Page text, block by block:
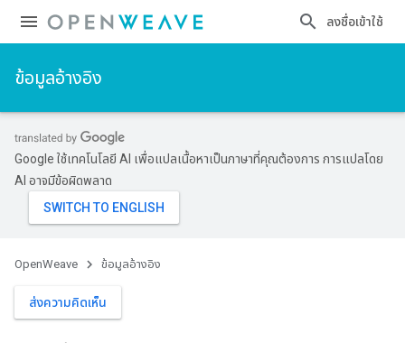
ลงชื่อเข้าใช้
ข้อมูลอ้างอิง
Google ใช้เทคโนโลยี AI เพื่อแปลเนื้อหาเป็นภาษาที่คุณต้องการ การแปลโดย
AI อาจมีข้อผิดพลาด
OpenWeave ข้อมูลอ้างอิง
ส่งความคิดเห็น